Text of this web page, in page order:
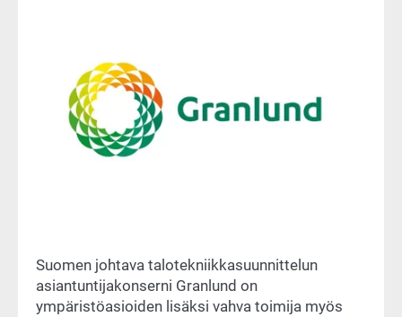
Suomen johtava talotekniikkasuunnittelun
asiantuntijakonserni Granlund on
ympäristöasioiden lisäksi vahva toimija myös